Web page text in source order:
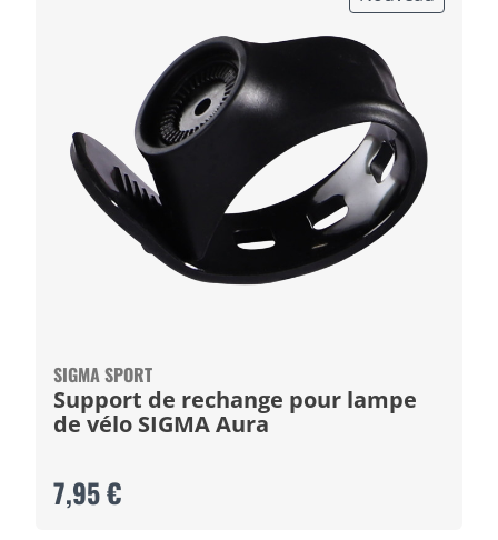
SIGMA SPORT
Support de rechange pour lampe
de vélo SIGMA Aura
7,95 €